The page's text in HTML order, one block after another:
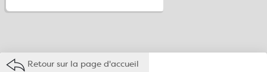
Retour sur la page d'accueil